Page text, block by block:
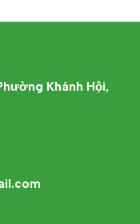
Khánh Hội,